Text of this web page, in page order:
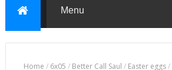
Home / 6x05 / Better Call Saul / Easter eggs/